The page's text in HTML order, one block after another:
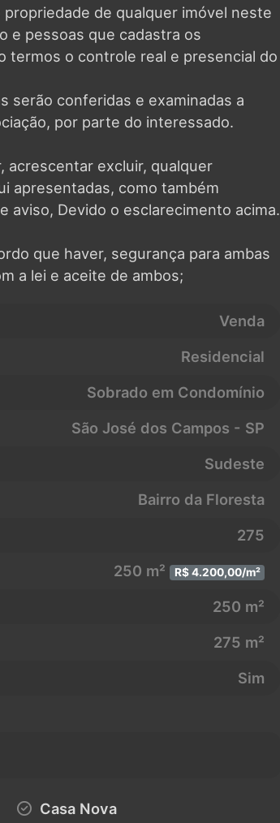
de qualquer imóvel neste
e pessoas que cadastra os
termos o controle real e presencial do
serão conferidas e examinadas a
por parte do interessado.
acrescentar excluir, qualquer
apresentadas, como também
aviso, Devido o esclarecimento acima.
que haver, segurança para ambas
a lei e aceite de ambos;
Venda
Residencial
Sobrado em Condomínio
São José dos Campos - SP
Sudeste
Bairro da Floresta
275
250 m² R$ 4.200,00/m²
250 m²
275 m²
Sim
Casa Nova